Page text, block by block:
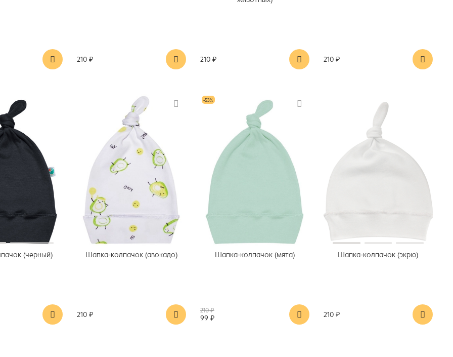
210 ₽ 210 ₽ 210 ₽
(черный) Шапка-колпачок (авокадо)
210 ₽
-53%
Шапка-колпачок (мята)
210 ₽
99 ₽
Шапка-колпачок (экрю)
210 ₽